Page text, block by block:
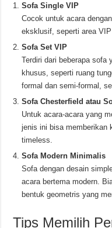
Sofa Single VIP
Cocok untuk acara
eksklusif, seperti area
Sofa Set VIP
Terdiri dari beberapa sofa
khusus, seperti ruang
formal dan semi-formal,
Sofa Chesterfield atau
Untuk acara-acara yang
jenis ini bisa memberikan
timeless.
Sofa Modern Minimalis
Sofa dengan desain
acara bertema modern.
bentuk geometris yang
Tips Memilih